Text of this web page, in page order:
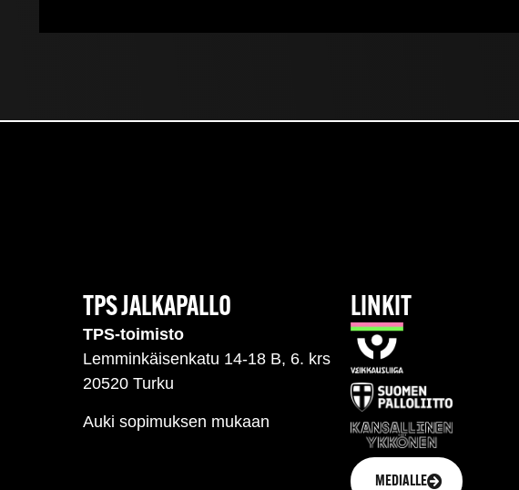
TPS JALKAPALLO
TPS-toimisto
Lemminkäisenkatu 14-18 B, 6. krs
20520 Turku
Auki sopimuksen mukaan
LINKIT
MEDIALLE